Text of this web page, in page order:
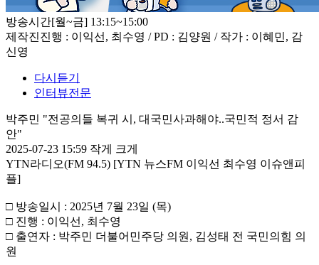
방송시간[월~금] 13:15~15:00
제작진진행 : 이익선, 최수영 / PD : 김양원 / 작가 : 이혜민, 감
신영
다시듣기
인터뷰전문
박주민 "전공의들 복귀 시, 대국민사과해야..국민적 정서 감
안"
2025-07-23 15:59 작게
크게
YTN라디오(FM 94.5) [YTN 뉴스FM 이익선 최수영 이슈앤피
플]
□ 방송일시 : 2025년 7월 23일 (목)
□ 진행 : 이익선, 최수영
□ 출연자 : 박주민 더불어민주당 의원, 김성태 전 국민의힘 의
원